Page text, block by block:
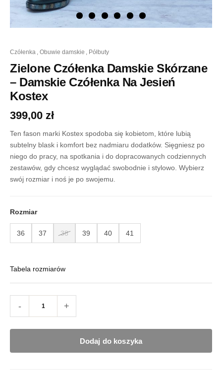
czółenka , obuwie damskie , półbuty
Zielone Czółenka Damskie Skórzane
– Damskie Czółenka Na Jesień
Kostex
399,00 zł
Ten fason marki Kostex spodoba się kobietom, które lubią
subtelny blask i komfort bez nadmiaru dodatków. Sięgniesz po
niego do pracy, na spotkania i do dopracowanych codziennych
zestawów, gdy chcesz wyglądać swobodnie i stylowo. Wybierz
swój rozmiar i noś je po swojemu.
Rozmiar
36 37 38 39 40 41
Tabela rozmiarów
-
Zielone
Damskie
Skórzane
-
Damskie
Na
Kostex
+
Dodaj do koszyka